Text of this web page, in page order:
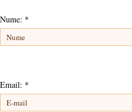
Nume: *
Email: *